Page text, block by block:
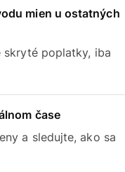
mien u ostatných
skryté poplatky, iba
čase
a sledujte, ako sa